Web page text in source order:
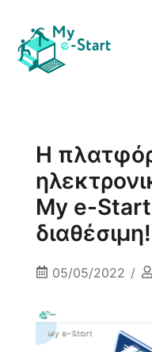
Η
My e-Start
διαθέσιμη!
05/05/2022